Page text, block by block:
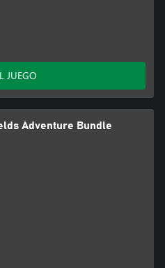
JUEGO
Adventure Bundle